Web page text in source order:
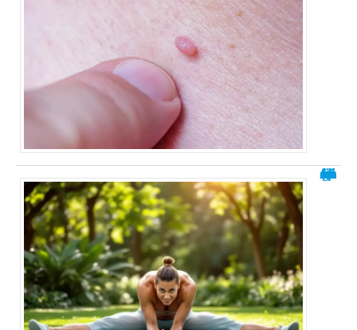
Apprendre à faire le grand écart : 5 étapes essentielles